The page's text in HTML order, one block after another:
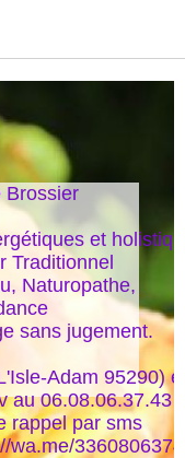
Brossier
et
Traditionnel
Naturopathe,
sans jugement.
Adam 95290)
au 06.08.06.37.43
rappel par sms
wa.me/